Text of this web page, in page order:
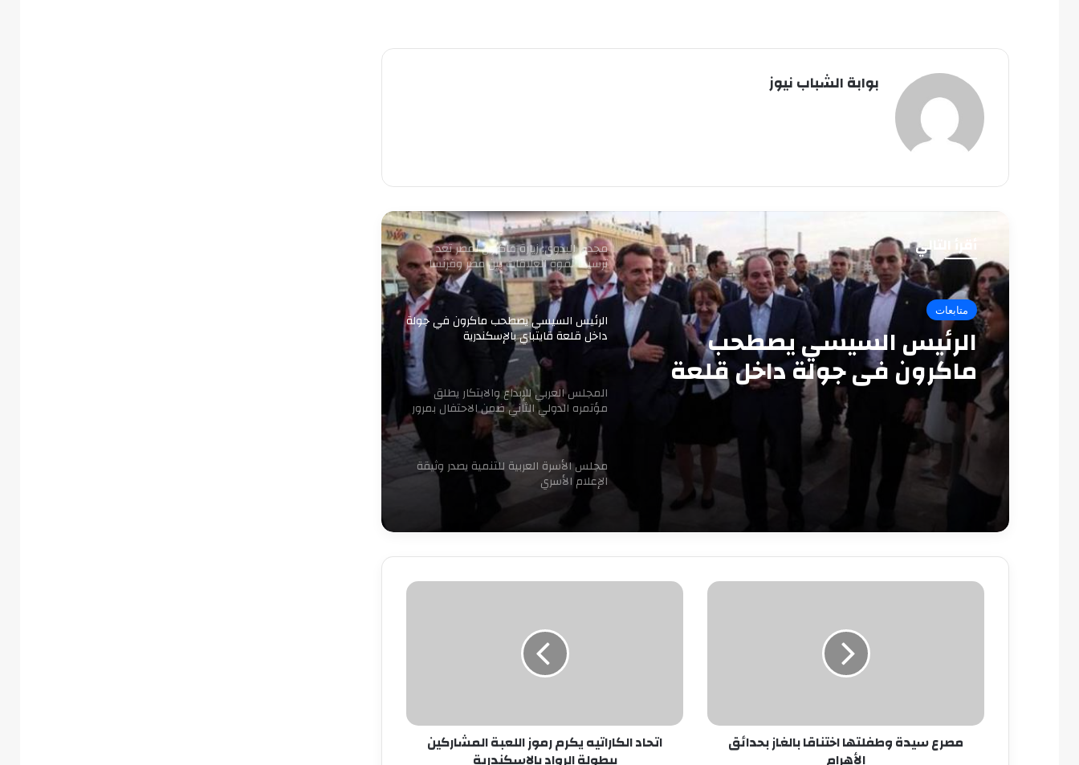
بوابة الشباب نيوز
أقرأ التالي
متابعات
الرئيس السيسي يصطحب
ماكرون في جولة داخل قلعة
قايتباي بالإسكندرية
وعملوها ازاي
أول مدرسة لصناعة غذاء المستقبل
مجدى البدوي: زيارة ماكرون لمصر تعد
ترسيخا لقوة العلاقات بين مصر وفرنسا
الرئيس السيسي يصطحب ماكرون في جولة
داخل قلعة قايتباي بالإسكندرية
المجلس العربي للإبداع والابتكار يطلق
مؤتمره الدولي الثاني ضمن الاحتفال بمرور
16 عاما للتنمية المستدامة
مجلس الأسرة العربية للتنمية يصدر وثيقة
الإعلام الأسري
7 سبتمبر.. حفل توقيع ومناقشة كتاب
“قبل المأذون” للدكتورة آمال إبراهيم
ابو عقيل والحمزاوي يهنئان رافت السمان
طاقة نور تعاون جديد بين بإيدي مصرية
مصرع
مصرع سيدة وطفلتها اختناقا بالغاز بحدائق
الأهرام
اتحاد
بالإسكندرية
اتحاد الكاراتيه يكرم رموز اللعبة المشاركين
ببطولة الرواد بالإسكندرية